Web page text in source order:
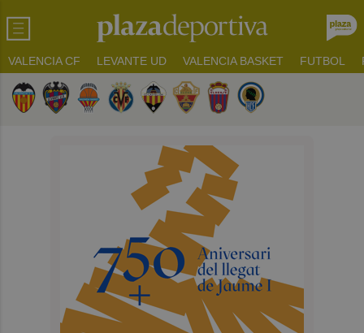
VALENCIA CF LEVANTE UD VALENCIA BASKET FUTBOL